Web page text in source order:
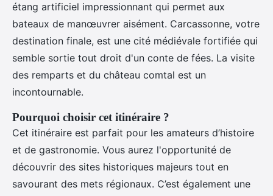
étang artificiel impressionnant qui permet aux
bateaux de manœuvrer aisément. Carcassonne, votre
destination finale, est une cité médiévale fortifiée qui
semble sortie tout droit d'un conte de fées. La visite
des remparts et du château comtal est un
incontournable.
Pourquoi choisir cet itinéraire ?
Cet itinéraire est parfait pour les amateurs d’histoire
et de gastronomie. Vous aurez l'opportunité de
découvrir des sites historiques majeurs tout en
savourant des mets régionaux. C’est également une